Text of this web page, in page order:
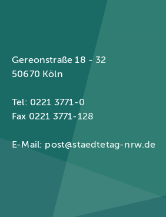
Gereonstraße 18 - 32
50670 Köln
Tel: 0221 3771-0
Fax 0221 3771-128
E-Mail: post@staedtetag-nrw.de